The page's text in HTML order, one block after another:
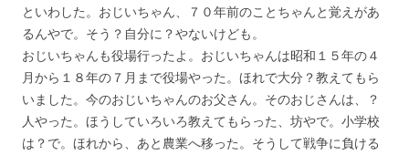
といわした。おじいちゃん、７０年前のことちゃんと覚えがあ
るんやで。そう？自分に？やないけども。
おじいちゃんも役場行ったよ。おじいちゃんは昭和１５年の４
月から１８年の７月まで役場やった。ほれで大分？教えてもら
いました。今のおじいちゃんのお父さん。そのおじさんは、？
人やった。ほうしていろいろ教えてもらった、坊やで。小学校
は？で。ほれから、あと農業へ移った。そうして戦争に負ける